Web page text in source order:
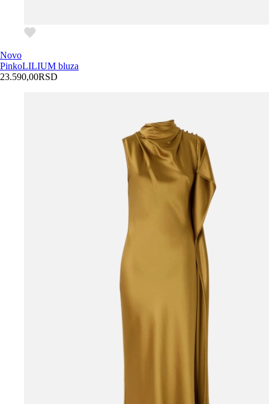
Novo
PinkoLILIUM bluza
23.590,00RSD